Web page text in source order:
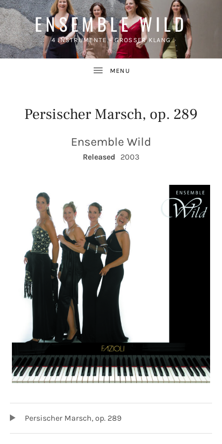
ENSEMBLE WILD
4 INSTRUMENTE – GROSSER KLANG
Persischer Marsch, op. 289
Ensemble Wild
RECORD DETAILS
Released 2003
Persischer Marsch, op. 289